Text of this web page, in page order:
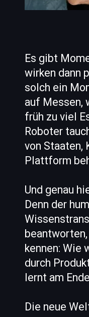
Es gibt
wirken dann
solch ein
auf Messen,
früh zu viel
Roboter
von Staaten,
Plattform
Und genau
Denn der
kennen: Wie
durch
lernt am
Die neue